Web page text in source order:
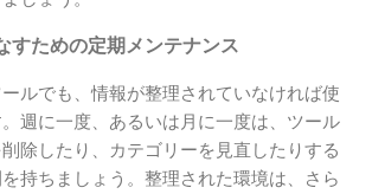
すための定期メンテナンス
ルでも、情報が整理されていなければ使
週に一度、あるいは月に一度は、ツール
除したり、カテゴリーを見直したりする
持ちましょう。整理された環境は、さら